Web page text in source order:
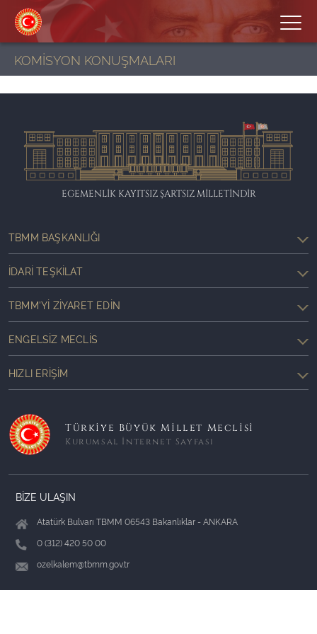
KOMİSYON KONUŞMALARI
EGEMENLİK KAYITSIZ ŞARTSIZ MİLLETİNDİR
TBMM BAŞKANLIĞI
İDARI TEŞKILAT
TBMM'YI ZIYARET EDIN
ENGELSIZ MECLIS
HIZLI ERIŞIM
Türkiye Büyük Millet Meclisi
Kurumsal İnternet Sayfası
BİZE ULAŞIN
Atatürk Bulvarı TBMM 06543 Bakanlıklar - ANKARA
0 (312) 420 50 00
ozelkalem@tbmm.gov.tr